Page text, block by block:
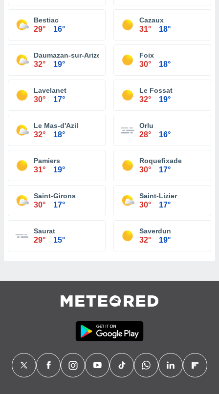
Bestiac
29° 16°
Cazaux
31° 18°
Daumazan-sur-Arize
32° 19°
Foix
30° 18°
Lavelanet
30° 17°
Le Fossat
32° 19°
Le Mas-d'Azil
32° 18°
Orlu
28° 16°
Pamiers
31° 19°
Roquefixade
30° 17°
Saint-Girons
30° 17°
Saint-Lizier
30° 17°
Saurat
29° 15°
Saverdun
32° 19°